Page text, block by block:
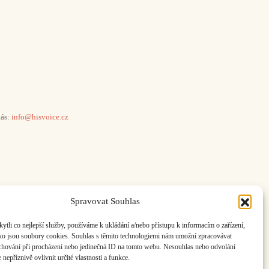
Spravovat Souhlas
co nejlepší služby, používáme k ukládání a/nebo přístupu k informacím o zařízení,
jsou soubory cookies. Souhlas s těmito technologiemi nám umožní zpracovávat
při procházení nebo jedinečná ID na tomto webu. Nesouhlas nebo odvolání
nepříznivě ovlivnit určité vlastnosti a funkce.
info@hisvoice.cz